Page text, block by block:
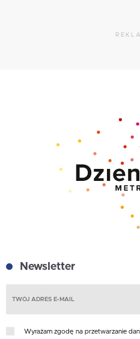
Newsletter
Wyrażam zgodę na przetwarzanie